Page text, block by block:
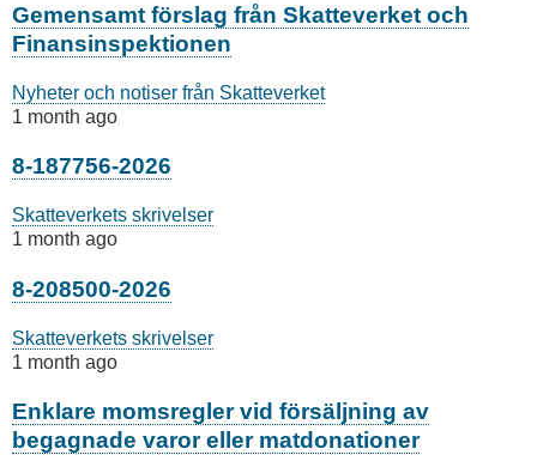
Gemensamt förslag från Skatteverket och
Finansinspektionen
Nyheter och notiser från Skatteverket
1 month ago
8-187756-2026
Skatteverkets skrivelser
1 month ago
8-208500-2026
Skatteverkets skrivelser
1 month ago
Enklare momsregler vid försäljning av
begagnade varor eller matdonationer